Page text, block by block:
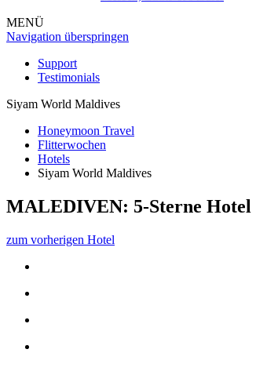
MENÜ
Navigation überspringen
Support
Testimonials
Siyam World Maldives
Honeymoon Travel
Flitterwochen
Hotels
Siyam World Maldives
MALEDIVEN: 5-Sterne Hotel
zum vorherigen Hotel